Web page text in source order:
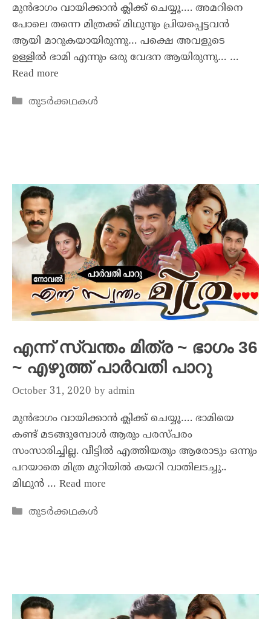
മുൻഭാഗം വായിക്കാൻ ക്ലിക്ക് ചെയ്യൂ…. അമറിനെ
പോലെ തന്നെ മിത്രക്ക് മിഥുനും പ്രിയപ്പെട്ടവൻ
ആയി മാറുകയായിരുന്നു… പക്ഷെ അവളുടെ
ഉള്ളിൽ ഭാമി എന്നും ഒരു വേദന ആയിരുന്നു… …
Read more
തുടർക്കഥകൾ
എന്ന് സ്വന്തം മിത്ര ~ ഭാഗം 36
~ എഴുത്ത് പാർവതി പാറു
October 31, 2020 by admin
മുൻഭാഗം വായിക്കാൻ ക്ലിക്ക് ചെയ്യൂ…. ഭാമിയെ
കണ്ട് മടങ്ങുമ്പോൾ ആരും പരസ്പരം
സംസാരിച്ചില്ല. വീട്ടിൽ എത്തിയതും ആരോടും ഒന്നും
പറയാതെ മിത്ര മുറിയിൽ കയറി വാതിലടച്ചു..
മിഥുൻ … Read more
തുടർക്കഥകൾ